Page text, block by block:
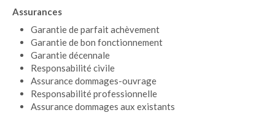
Assurances
Garantie de parfait achèvement
Garantie de bon fonctionnement
Garantie décennale
Responsabilité civile
Assurance dommages-ouvrage
Responsabilité professionnelle
Assurance dommages aux existants